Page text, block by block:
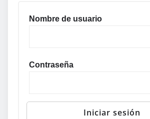
Nombre de usuario
Contraseña